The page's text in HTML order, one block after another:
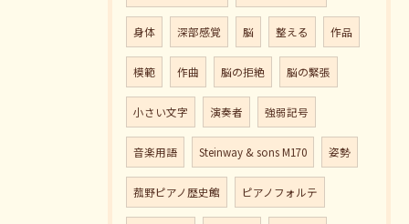
身体 深部感覚 脳 整える 作品
模範 作曲 脳の拒絶 脳の緊張
小さい文字 演奏者 強弱記号
音楽用語 Steinway & sons M170 姿勢
菰野ピアノ歴史館 ピアノフォルテ